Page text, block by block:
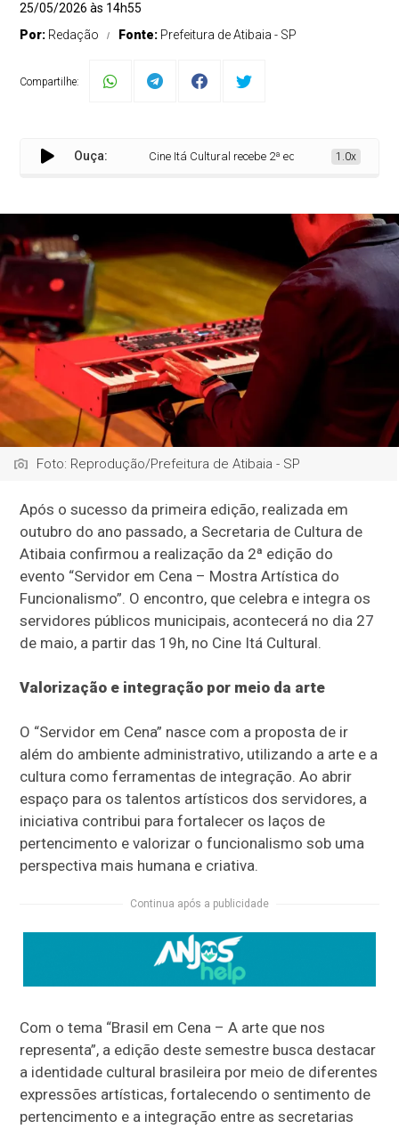
25/05/2026 às 14h55
Por: Redação Fonte: Prefeitura de Atibaia - SP
Compartilhe:
Ouça: Cine Itá Cultural recebe 2ª edição do “Servidor em
1.0x
Foto: Reprodução/Prefeitura de Atibaia - SP
Após o sucesso da primeira edição, realizada em
outubro do ano passado, a Secretaria de Cultura de
Atibaia confirmou a realização da 2ª edição do
evento “Servidor em Cena – Mostra Artística do
Funcionalismo”. O encontro, que celebra e integra os
servidores públicos municipais, acontecerá no dia 27
de maio, a partir das 19h, no Cine Itá Cultural.
Valorização e integração por meio da arte
O “Servidor em Cena” nasce com a proposta de ir
além do ambiente administrativo, utilizando a arte e a
cultura como ferramentas de integração. Ao abrir
espaço para os talentos artísticos dos servidores, a
iniciativa contribui para fortalecer os laços de
pertencimento e valorizar o funcionalismo sob uma
perspectiva mais humana e criativa.
Continua após a publicidade
Com o tema “Brasil em Cena – A arte que nos
representa”, a edição deste semestre busca destacar
a identidade cultural brasileira por meio de diferentes
expressões artísticas, fortalecendo o sentimento de
pertencimento e a integração entre as secretarias